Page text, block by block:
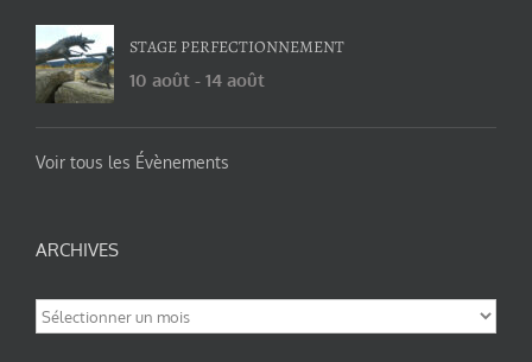
STAGE PERFECTIONNEMENT
10 août - 14 août
Voir tous les Évènements
ARCHIVES
Archives